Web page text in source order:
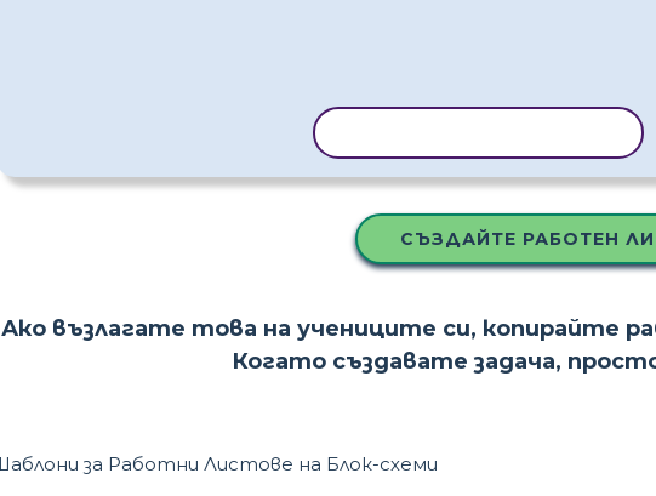
СЪЗДАЙТЕ РАБОТЕН
Ако възлагате това на учениците си, копирайте
Когато създавате задача,